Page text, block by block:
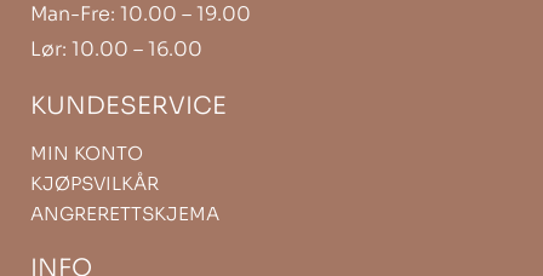
Man-Fre: 10.00 – 19.00
Lør: 10.00 – 16.00
KUNDESERVICE
MIN KONTO
KJØPSVILKÅR
ANGRERETTSKJEMA
INFO